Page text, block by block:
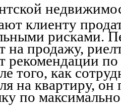
клиенту
рисками.
на продажу,
рекомендации по
того, как
на квартиру, он
по